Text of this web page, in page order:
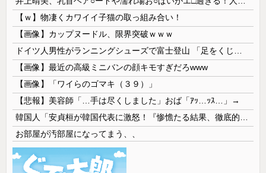
【ｗ】物凄くカワイイ子猫の取っ組み合い！
【画像】カップヌードル、限界突破ｗｗｗ
【画像】最近の高級ミニバンの顔キモすぎだろwww
【画像】「ワイらのゴマキ（３９）」
【悲報】美容師「…手は尽くしました」おば「ｱｯ…ｯｽ…」→
お部屋が汚部屋になってまう、、